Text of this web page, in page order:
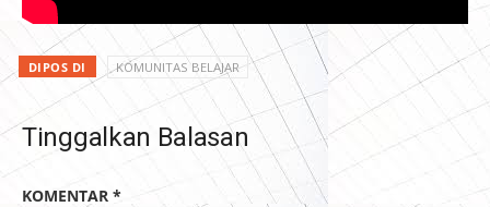
DIPOS DI KOMUNITAS BELAJAR
Tinggalkan Balasan
KOMENTAR *